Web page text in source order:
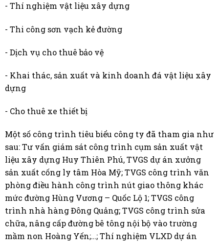
- Thí nghiệm vật liệu xây dựng
- Thi công sơn vạch kẻ đường
- Dịch vụ cho thuê bảo vệ
- Khai thác, sản xuất và kinh doanh đá vật liệu xây
dựng
- Cho thuê xe thiết bị
Một số công trình tiêu biểu công ty đã tham gia như
sau: Tư vấn giám sát công trình cụm sản xuất vật
liệu xây dựng Huy Thiên Phú, TVGS dự án xưởng
sản xuất cống ly tâm Hòa Mỹ; TVGS công trình văn
phòng điều hành công trình nút giao thông khác
mức đường Hùng Vương – Quốc Lộ 1; TVGS công
trình nhà hàng Đông Quảng; TVGS công trình sửa
chữa, nâng cấp đường bê tông nội bộ vào trường
mầm non Hoàng Yến;…; Thí nghiệm VLXD dự án